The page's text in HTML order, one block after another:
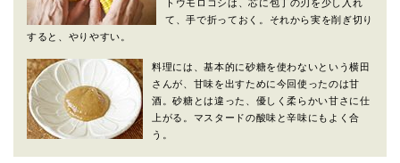
トウモロコシは、芯に包丁の刃を少し入れ
て、手で折っておく。それから実を削ぎ切り
すると、やりやすい。
料理には、基本的に砂糖を使わないという横田
さんが、甘味を出すために今回使ったのは甘
酒。砂糖とは違った、優しく柔らかい甘さに仕
上がる。マスタードの酸味と辛味にもよく合
う。